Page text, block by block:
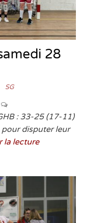
28
SG
: 33-25 (17-11)
disputer leur
la lecture